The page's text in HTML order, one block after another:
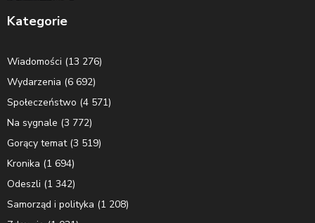
Kategorie
Wiadomości (13 276)
Wydarzenia (6 692)
Społeczeństwo (4 571)
Na sygnale (3 772)
Gorący temat(3 519)
Kronika (1 694)
Odeszli (1 342)
Samorząd i polityka (1 208)